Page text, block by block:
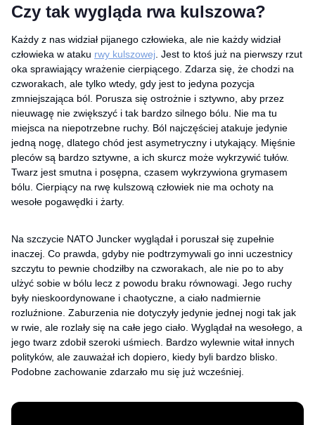
Czy tak wygląda rwa kulszowa?
Każdy z nas widział pijanego człowieka, ale nie każdy widział
człowieka w ataku rwy kulszowej . Jest to ktoś już na pierwszy rzut
oka sprawiający wrażenie cierpiącego. Zdarza się, że chodzi na
czworakach, ale tylko wtedy, gdy jest to jedyna pozycja
zmniejszająca ból. Porusza się ostrożnie i sztywno, aby przez
nieuwagę nie zwiększyć i tak bardzo silnego bólu. Nie ma tu
miejsca na niepotrzebne ruchy. Ból najczęściej atakuje jedynie
jedną nogę, dlatego chód jest asymetryczny i utykający. Mięśnie
pleców są bardzo sztywne, a ich skurcz może wykrzywić tułów.
Twarz jest smutna i posępna, czasem wykrzywiona grymasem
bólu. Cierpiący na rwę kulszową człowiek nie ma ochoty na
wesołe pogawędki i żarty.
Na szczycie NATO Juncker wyglądał i poruszał się zupełnie
inaczej. Co prawda, gdyby nie podtrzymywali go inni uczestnicy
szczytu to pewnie chodziłby na czworakach, ale nie po to aby
ulżyć sobie w bólu lecz z powodu braku równowagi. Jego ruchy
były nieskoordynowane i chaotyczne, a ciało nadmiernie
rozluźnione. Zaburzenia nie dotyczyły jedynie jednej nogi tak jak
w rwie, ale rozlały się na całe jego ciało. Wyglądał na wesołego, a
jego twarz zdobił szeroki uśmiech. Bardzo wylewnie witał innych
polityków, ale zauważał ich dopiero, kiedy byli bardzo blisko.
Podobne zachowanie zdarzało mu się już wcześniej.